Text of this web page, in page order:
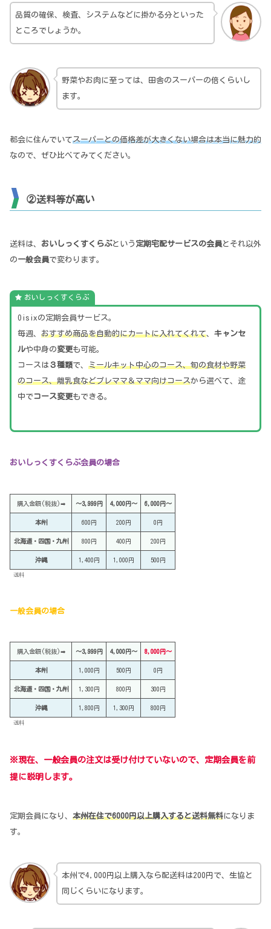
品質の確保、検査、システムなどに掛かる分といった
ところでしょうか。
野菜やお肉に至っては、田舎のスーパーの倍くらいし
ます。
都会に住んでいてスーパーとの価格差が大きくない場合は本当に魅力的
なので、ぜひ比べてみてください。
②送料等が高い
送料は、 おいしっくすくらぶという 定期宅配サービスの会員とそれ以外
の一般会員で変わります。
おいしっくすくらぶ
Oisixの定期会員サービス。
毎週、おすすめ商品を自動的にカートに入れてくれて、キャンセ
ルや中身の変更も可能。
コースは ３種類で、ミールキット中心のコース、旬の食材や野菜
のコース、離乳食などプレママ＆ママ向けコースから選べて、途
中で コース変更もできる。
おいしっくすくらぶ会員の場合
購入金額(税抜)➡ ～3,999円 4,000円～ 6,000円～
本州 600円 200円 0円
北海道・四国・九州 800円 400円 200円
沖縄 1,400円 1,000円 500円
送料
一般会員の場合
購入金額(税抜)➡ ～3,999円 4,000円～ 8,000円～
本州 1,000円 500円 0円
北海道・四国・九州 1,300円 800円 300円
沖縄 1,800円 1,300円 800円
送料
※現在、一般会員の注文は受け付けていないので、定期会員を前
提に説明します。
定期会員になり、 本州在住で6000円以上購入すると送料無料になりま
す。
本州で4,000円以上購入なら配送料は200円で、生協と
同じくらいになります。